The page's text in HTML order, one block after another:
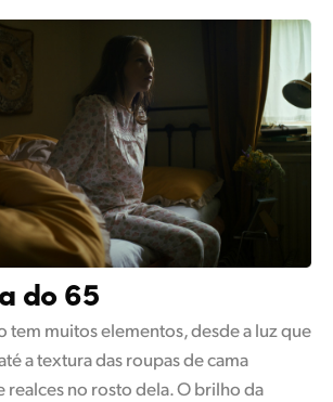
do 65
tem muitos elementos, desde a luz que
a textura das roupas de cama
realces no rosto dela. O brilho da